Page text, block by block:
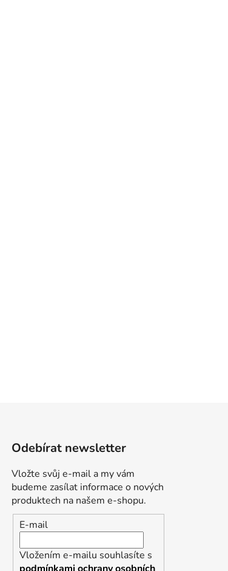
Odebírat newsletter
Vložte svůj e-mail a my vám
budeme zasílat informace o nových
produktech na našem e-shopu.
E-mail
Vložením e-mailu souhlasíte s